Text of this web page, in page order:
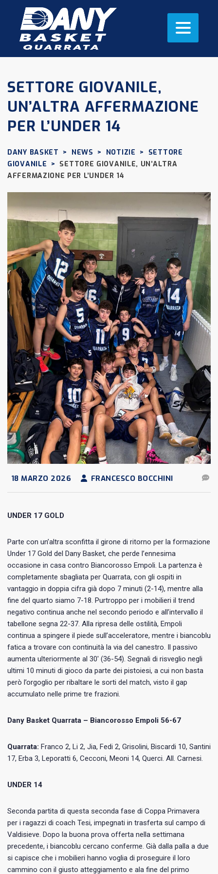
SETTORE GIOVANILE,
UN’ALTRA AFFERMAZIONE
PER L’UNDER 14
DANY BASKET > NEWS > NOTIZIE >
SETTORE
GIOVANILE > SETTORE GIOVANILE, UN’ALTRA
AFFERMAZIONE PER L’UNDER 14
18 MARZO 2026 FRANCESCO BOCCHINI
UNDER 17 GOLD
Parte con un’altra sconfitta il girone di ritorno per la formazione
Under 17 Gold del Dany Basket, che perde l’ennesima
occasione in casa contro Biancorosso Empoli. La partenza è
completamente sbagliata per Quarrata, con gli ospiti in
vantaggio in doppia cifra già dopo 7 minuti (2-14), mentre alla
fine del quarto siamo 7-18. Purtroppo per i mobilieri il trend
negativo continua anche nel secondo periodo e all’intervallo il
tabellone segna 22-37. Alla ripresa delle ostilità, Empoli
continua a spingere il piede sull’acceleratore, mentre i biancoblu
fatica a trovare con continuità la via del canestro. Il passivo
aumenta ulteriormente al 30′ (36-54). Segnali di risveglio negli
ultimi 10 minuti di gioco da parte dei pistoiesi, a cui non basta
però l’orgoglio per ribaltare le sorti del match, visto il gap
accumulato nelle prime tre frazioni.
Dany Basket Quarrata – Biancorosso Empoli 56-67
Quarrata: Franco 2, Li 2, Jia, Fedi 2, Grisolini, Biscardi 10, Santini
17, Erba 3, Leporatti 6, Cecconi, Meoni 14, Querci. All. Carnesi.
UNDER 14
Seconda partita di questa seconda fase di Coppa Primavera
per i ragazzi di coach Tesi, impegnati in trasferta sul campo di
Valdisieve. Dopo la buona prova offerta nella settimana
precedente, i biancoblu cercano conferme. Già dalla palla a due
si capisce che i mobilieri hanno voglia di proseguire il loro
cammino con il giusto atteggiamento e ala fine del primo